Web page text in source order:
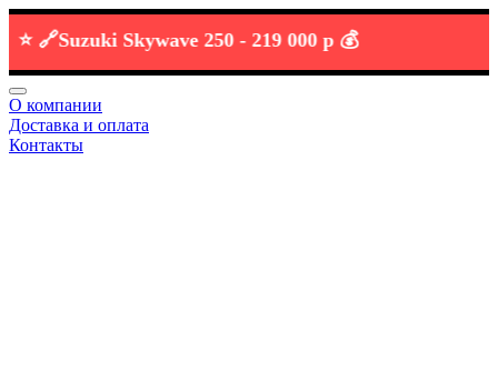
Suzuki Skywave 250 -219 000 р 💰
О компании
Доставка и оплата
Контакты